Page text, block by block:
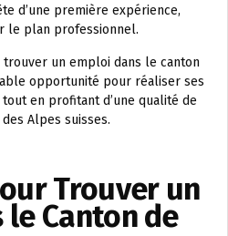
d’une première expérience,
le plan professionnel.
un emploi dans le canton
opportunité pour réaliser ses
en profitant d’une qualité de
Alpes suisses.
Trouver un
le Canton de